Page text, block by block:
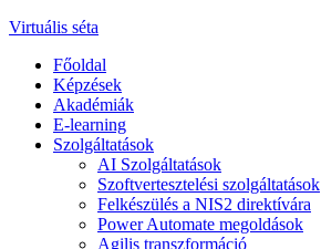
Virtuális séta
Főoldal
Képzések
Akadémiák
E-learning
Szolgáltatások
AI Szolgáltatások
Szoftvertesztelési szolgáltatások
Felkészülés a NIS2 direktívára
Power Automate megoldások
Agilis transzformáció